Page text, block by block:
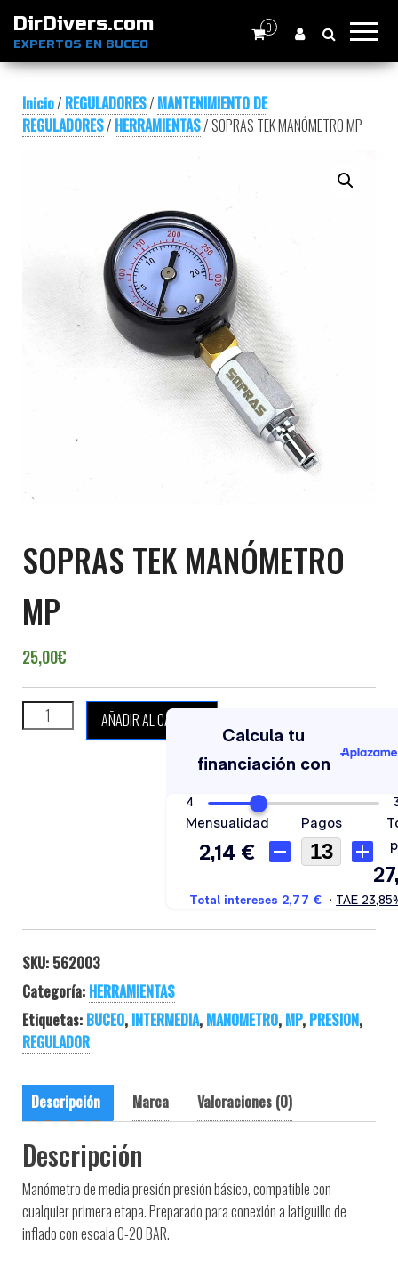
DirDivers.com
EXPERTOS EN BUCEO
0
Inicio/ REGULADORES/ MANTENIMIENTO DE
REGULADORES/ HERRAMIENTAS/ SOPRAS TEK MANÓMETRO MP
SOPRAS TEK MANÓMETRO
MP
25,00€
SOPRAS TEK MANÓMETRO MP cantidad
AÑADIR AL CARRITO
SKU: 562003
Categoría: HERRAMIENTAS
Etiquetas: BUCEO, INTERMEDIA, MANOMETRO, MP, PRESION,
REGULADOR
Descripción Marca Valoraciones (0)
Descripción
Manómetro de media presión presión básico, compatible con
cualquier primera etapa. Preparado para conexión a latiguillo de
inflado con escala 0-20 BAR.